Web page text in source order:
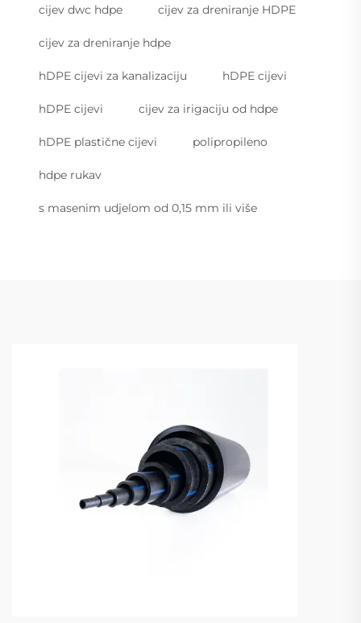
cijev dwc hdpe cijev za dreniranje HDPE
cijev za dreniranje hdpe
hDPE cijevi za kanalizaciju hDPE cijevi
hDPE cijevi cijev za irigaciju od hdpe
hDPE plastične cijevi polipropileno
hdpe rukav
s masenim udjelom od 0,15 mm ili više